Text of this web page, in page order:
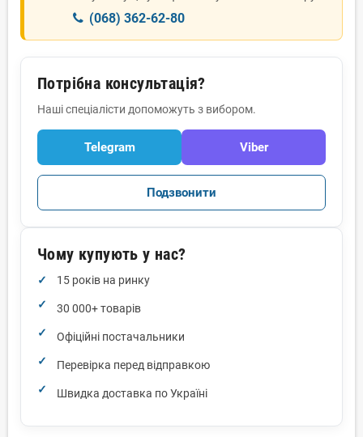
(068) 362-62-80
Потрібна консультація?
Наші спеціалісти допоможуть з вибором.
Telegram Viber
Подзвонити
Чому купують у нас?
15 років на ринку
30 000+ товарів
Офіційні постачальники
Перевірка перед відправкою
Швидка доставка по Україні